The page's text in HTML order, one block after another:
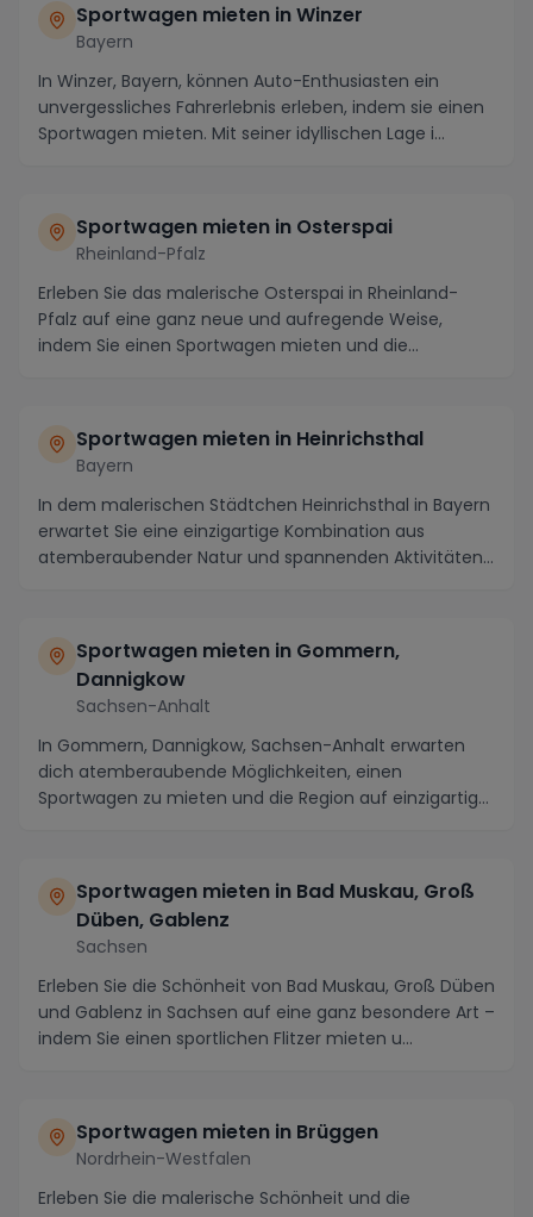
Sportwagen mieten in Winzer
Bayern
In Winzer, Bayern, können Auto-Enthusiasten ein
unvergessliches Fahrerlebnis erleben, indem sie einen
Sportwagen mieten. Mit seiner idyllischen Lage i...
Sportwagen mieten in Osterspai
Rheinland-Pfalz
Erleben Sie das malerische Osterspai in Rheinland-
Pfalz auf eine ganz neue und aufregende Weise,
indem Sie einen Sportwagen mieten und die
Sportwagen mieten in Heinrichsthal
Bayern
In dem malerischen Städtchen Heinrichsthal in Bayern
erwartet Sie eine einzigartige Kombination aus
atemberaubender Natur und spannenden Aktivitäten.
Sportwagen mieten in Gommern,
Dannigkow
Sachsen-Anhalt
In Gommern, Dannigkow, Sachsen-Anhalt erwarten
dich atemberaubende Möglichkeiten, einen
Sportwagen zu mieten und die Region auf einzigartige
Sportwagen mieten in Bad Muskau, Groß
Düben, Gablenz
Sachsen
Erleben Sie die Schönheit von Bad Muskau, Groß Düben
und Gablenz in Sachsen auf eine ganz besondere Art –
indem Sie einen sportlichen Flitzer mieten u...
Sportwagen mieten in Brüggen
Nordrhein-Westfalen
Erleben Sie die malerische Schönheit und die